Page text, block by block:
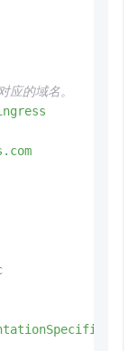
应的域名。